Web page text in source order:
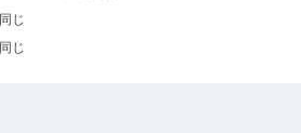
じ
じ